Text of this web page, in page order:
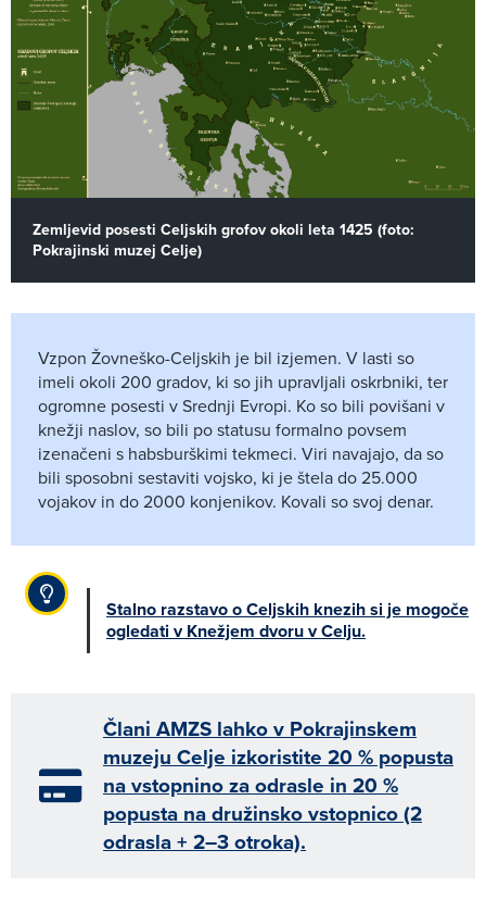
Zemljevid posesti Celjskih grofov okoli leta 1425 (foto:
Pokrajinski muzej Celje)
Vzpon Žovneško-Celjskih je bil izjemen. V lasti so
imeli okoli 200 gradov, ki so jih upravljali oskrbniki, ter
ogromne posesti v Srednji Evropi. Ko so bili povišani v
knežji naslov, so bili po statusu formalno povsem
izenačeni s habsburškimi tekmeci. Viri navajajo, da so
bili sposobni sestaviti vojsko, ki je štela do 25.000
vojakov in do 2000 konjenikov. Kovali so svoj denar.
Stalno razstavo o Celjskih knezih si je mogoče
ogledati v Knežjem dvoru v Celju.
Člani AMZS lahko v Pokrajinskem
muzeju Celje izkoristite 20 % popusta
na vstopnino za odrasle in 20 %
popusta na družinsko vstopnico (2
odrasla + 2–3 otroka).